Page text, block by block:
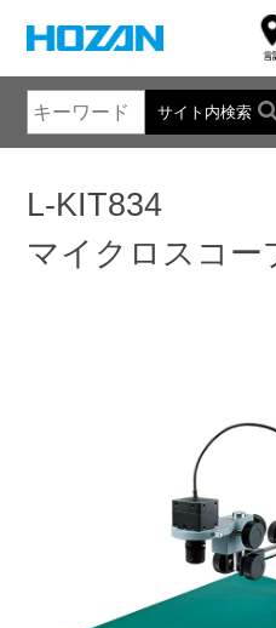
サイト内検索
L-KIT834
マイクロスコー